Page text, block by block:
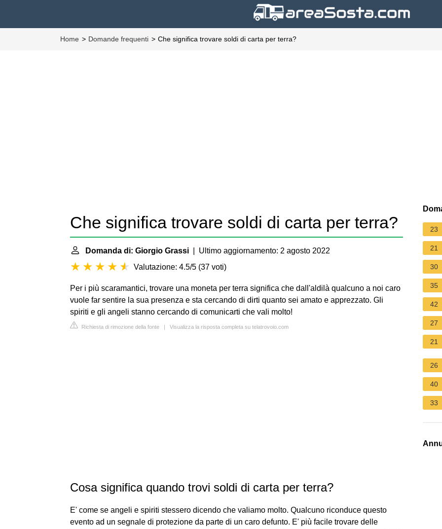
Home Domande frequenti Che significa trovare soldi di carta per terra?
Che significa trovare soldi di carta per terra?
Domanda di: Giorgio Grassi | Ultimo aggiornamento: 2 agosto 2022
Valutazione: 4.5/5 (37 voti)
Per i più scaramantici, trovare una moneta per terra significa che dall'aldilà qualcuno a noi caro
vuole far sentire la sua presenza e sta cercando di dirti quanto sei amato e apprezzato. Gli
spiriti e gli angeli stanno cercando di comunicarti che vali molto!
Richiesta di rimozione della fonte | Visualizza la risposta completa su telatrovoio.com
Cosa significa quando trovi soldi di carta per terra?
E' come se angeli e spiriti stessero dicendo che valiamo molto. Qualcuno riconduce questo
evento ad un segnale di protezione da parte di un caro defunto. E' più facile trovare delle
23
21
30
35
42
27
21
26
40
33